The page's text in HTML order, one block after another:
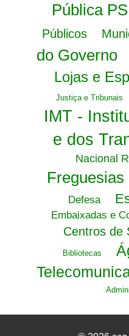
Pública
Públicos
do Governo
Lojas e
Justiça e Tribunais
IMT -
e dos
Nacional
Freguesias
Defesa
Embaixadas e
Centros de
Bibliotecas